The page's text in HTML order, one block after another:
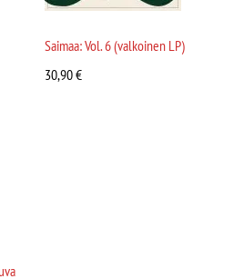
Saimaa: Vol. 6 (valkoinen LP)
30,90€